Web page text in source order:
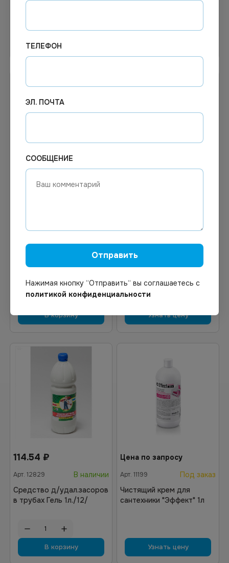
Узнать цену
208.62₽
В корзину
Дезинфицирующий гель-
отбеливающим эффектом
для сантехники Trio-gel,
750мл
Узнать цену
114.54 ₽
Арт. 12829
В наличии
Средство д/удал.засоров
в трубах Гель 1л./12/
В корзину
Цена по запросу
Арт. 11199
Под заказ
Чистящий крем для
сантехники "Эффект" 1л
Узнать цену
ТЕЛЕФОН
ЭЛ. ПОЧТА
СООБЩЕНИЕ
Отправить
Нажимая кнопку “Отправить“ вы соглашаетесь с
политикой конфиденциальности